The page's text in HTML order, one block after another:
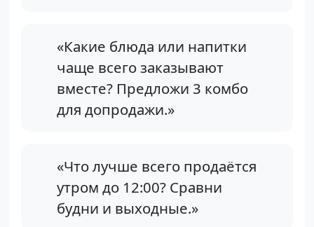
«Какие блюда или напитки
чаще всего заказывают
вместе? Предложи 3 комбо
для допродажи.»
«Что лучше всего продаётся
утром до 12:00? Сравни
будни и выходные.»